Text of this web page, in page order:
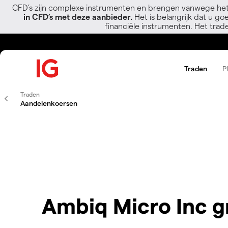
CFD’s zijn complexe instrumenten en brengen vanwege
in CFD’s met deze aanbieder. Het is belangrijk dat u
financiële instrumenten. Het
Traden
Traden
Aandelenkoersen
Ambiq Micro Inc